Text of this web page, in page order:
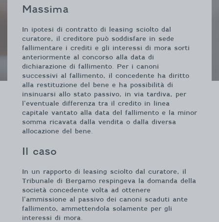
Massima
In ipotesi di contratto di leasing sciolto dal
curatore, il creditore può soddisfare in sede
fallimentare i crediti e gli interessi di mora sorti
anteriormente al concorso alla data di
dichiarazione di fallimento. Per i canoni
successivi al fallimento, il concedente ha diritto
alla restituzione del bene e ha possibilità di
insinuarsi allo stato passivo, in via tardiva, per
l’eventuale differenza tra il credito in linea
capitale vantato alla data del fallimento e la minor
somma ricavata dalla vendita o dalla diversa
allocazione del bene.
Il caso
In un rapporto di leasing sciolto dal curatore, il
Tribunale di Bergamo respingeva la domanda della
società concedente volta ad ottenere
l’ammissione al passivo dei canoni scaduti ante
fallimento, ammettendola solamente per gli
interessi di mora.